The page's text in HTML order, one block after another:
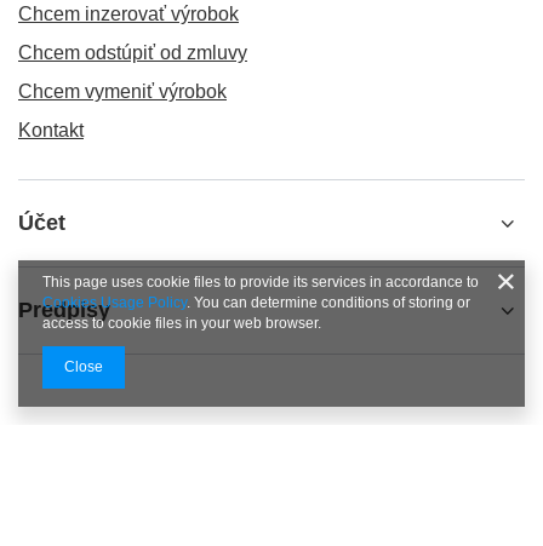
Chcem inzerovať výrobok
Chcem odstúpiť od zmluvy
Chcem vymeniť výrobok
Kontakt
Účet
Predpisy
This page uses cookie files to provide its services in accordance to
Cookies Usage Policy. You can determine conditions of storing or
access to cookie files in your web browser.
Close